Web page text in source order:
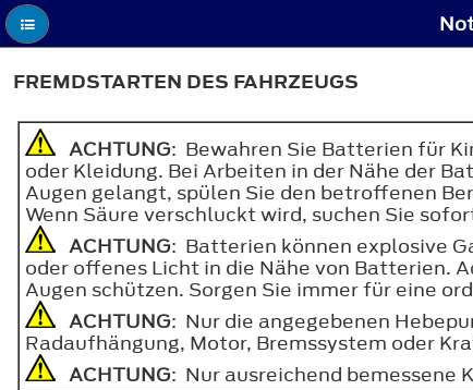
FREMDSTARTEN DES FAHRZEUGS
ACHTUNG: Bewahren Sie Batterien für
oder Kleidung. Bei Arbeiten in der Nähe der
Augen gelangt, spülen Sie den betroffenen
Wenn Säure verschluckt wird, suchen Sie
ACHTUNG: Batterien können explosive
oder offenes Licht in die Nähe von Batterien.
Augen schützen. Sorgen Sie immer für eine
ACHTUNG: Nur die angegebenen
Radaufhängung, Motor, Bremssystem oder
ACHTUNG: Nur ausreichend bemessene